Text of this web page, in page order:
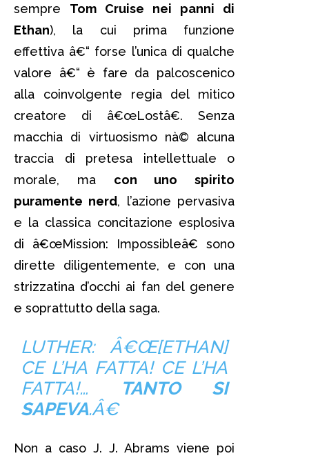
sempre Tom Cruise nei panni di
Ethan), la cui prima funzione
effettiva â€“ forse l’unica di qualche
valore â€“ è fare da palcoscenico
alla coinvolgente regia del mitico
creatore di â€œLostâ€. Senza
macchia di virtuosismo nà© alcuna
traccia di pretesa intellettuale o
morale, ma con uno spirito
puramente nerd, l’azione pervasiva
e la classica concitazione esplosiva
di â€œMission: Impossibleâ€ sono
dirette diligentemente, e con una
strizzatina d’occhi ai fan del genere
e soprattutto della saga.
LUTHER: Â€Œ[ETHAN]
CE L’HA FATTA! CE L’HA
FATTA!…
TANTO SI
SAPEVA.Â€
Non a caso J. J. Abrams viene poi